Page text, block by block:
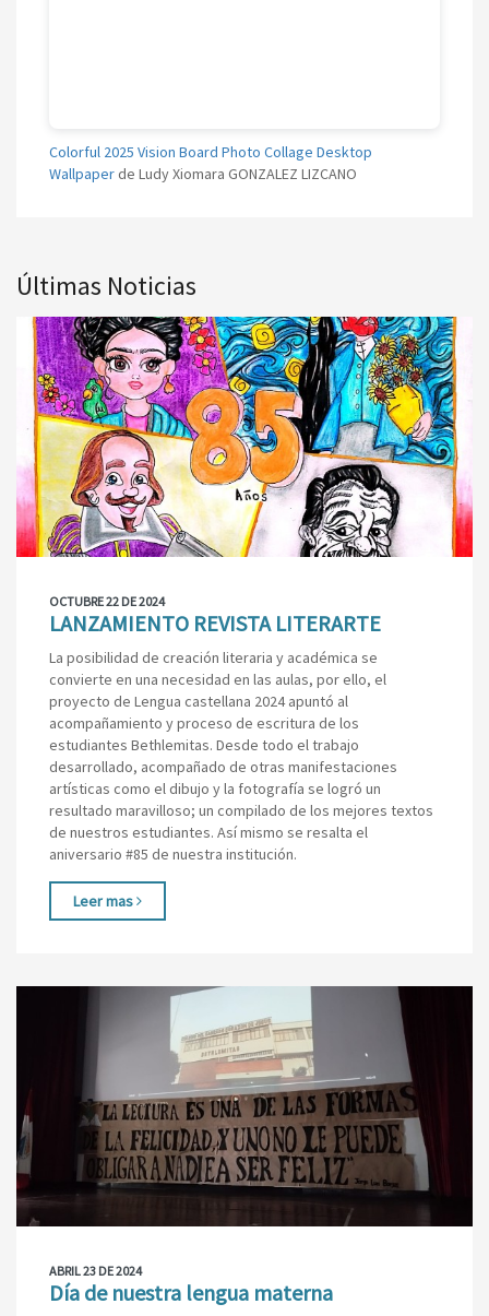
Colorful 2025 Vision Board Photo Collage Desktop
Wallpaperde Ludy Xiomara GONZALEZ LIZCANO
Últimas Noticias
OCTUBRE 22 DE 2024
LANZAMIENTO REVISTA LITERARTE
La posibilidad de creación literaria y académica se
convierte en una necesidad en las aulas, por ello, el
proyecto de Lengua castellana 2024 apuntó al
acompañamiento y proceso de escritura de los
estudiantes Bethlemitas. Desde todo el trabajo
desarrollado, acompañado de otras manifestaciones
artísticas como el dibujo y la fotografía se logró un
resultado maravilloso; un compilado de los mejores textos
de nuestros estudiantes. Así mismo se resalta el
aniversario #85 de nuestra institución.
Leer mas
ABRIL 23 DE 2024
Día de nuestra lengua materna